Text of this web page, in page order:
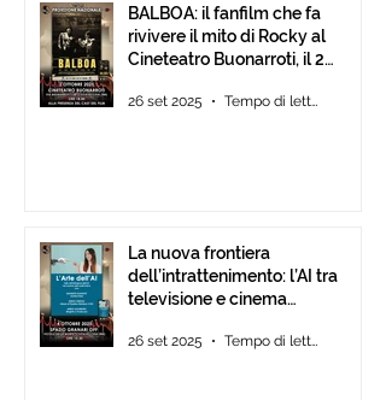
BALBOA: il fanfilm che fa
rivivere il mito di Rocky al
Cineteatro Buonarroti, il 2
26 set 2025 Tempo di lettura: 1 min
La nuova frontiera
dell’intrattenimento: l’AI tra
televisione e cinema
26 set 2025 Tempo di lettura: 1 min